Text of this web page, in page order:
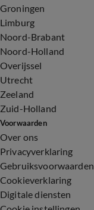
Groningen
Limburg
Noord-Brabant
Noord-Holland
Overijssel
Utrecht
Zeeland
Zuid-Holland
Voorwaarden
Over ons
Privacyverklaring
Gebruiksvoorwaarden
Cookieverklaring
Digitale diensten